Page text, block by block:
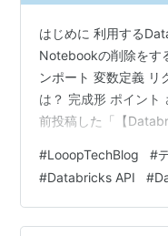
はじめに 利用する
Notebookの削除をす
ンポート 変数定義 リ
は？ 完成形 ポイント
前投稿した「【
す。 まだ、読んでい
みてください。 以前
ってNotebookのフォ
したが、 その際の注
#LooopTechBlog #
#Databricks API #